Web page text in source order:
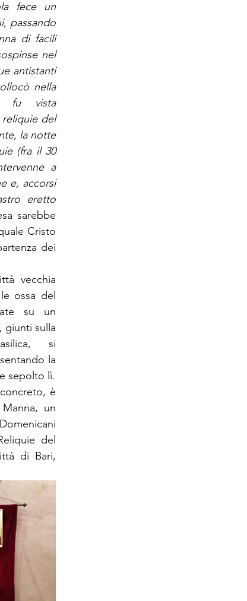
fece un
passando
di facili
nel
antistanti
nella
fu vista
reliquie del
la notte
(fra il 30
a
e, accorsi
eretto
sarebbe
Cristo
dei
vecchia
ossa del
su un
giunti sulla
si
la
è
un
del
di Bari,